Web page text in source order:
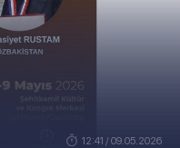
12:41 / 09.05.2026